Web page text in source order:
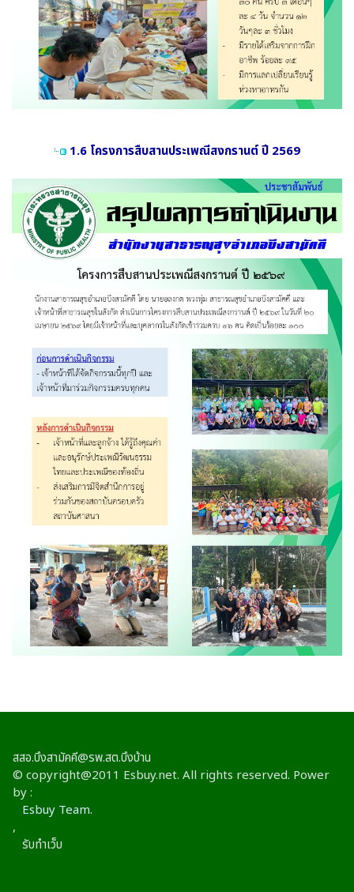
1.6 โครงการสืบสานประเพณีสงกรานต์ ปี 2569
สสอ.บึงสามัคคี@รพ.สต.บึงบ้าน
© copyright@2011 Esbuy.net. All rights reserved. Power
by :
Esbuy Team.
,
รับทำเว็บ